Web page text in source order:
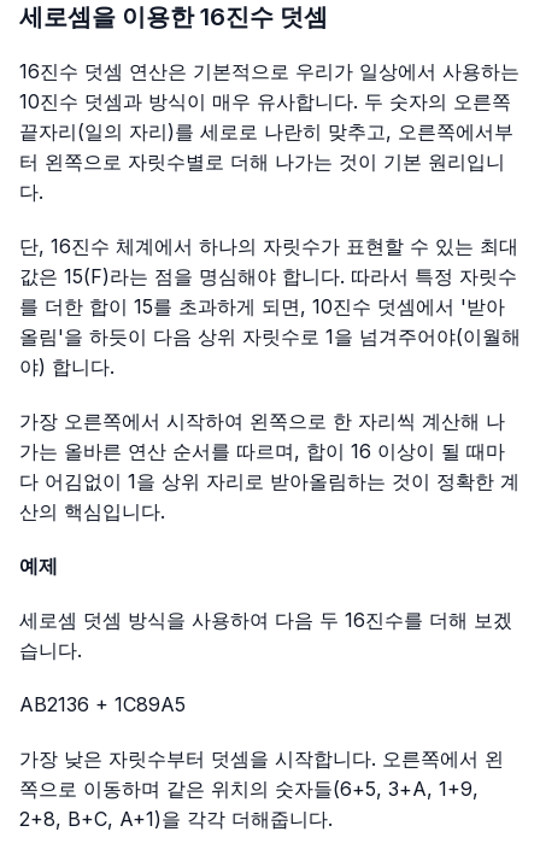
세로셈을 이용한 16진수 덧셈
16진수 덧셈 연산은 기본적으로 우리가 일상에서 사용하는
10진수 덧셈과 방식이 매우 유사합니다. 두 숫자의 오른쪽
끝자리(일의 자리)를 세로로 나란히 맞추고, 오른쪽에서부
터 왼쪽으로 자릿수별로 더해 나가는 것이 기본 원리입니
다.
단, 16진수 체계에서 하나의 자릿수가 표현할 수 있는 최대
값은 15(F)라는 점을 명심해야 합니다. 따라서 특정 자릿수
를 더한 합이 15를 초과하게 되면, 10진수 덧셈에서 '받아
올림'을 하듯이 다음 상위 자릿수로 1을 넘겨주어야(이월해
야) 합니다.
가장 오른쪽에서 시작하여 왼쪽으로 한 자리씩 계산해 나
가는 올바른 연산 순서를 따르며, 합이 16 이상이 될 때마
다 어김없이 1을 상위 자리로 받아올림하는 것이 정확한 계
산의 핵심입니다.
예제
세로셈 덧셈 방식을 사용하여 다음 두 16진수를 더해 보겠
습니다.
AB2136 + 1C89A5
가장 낮은 자릿수부터 덧셈을 시작합니다. 오른쪽에서 왼
쪽으로 이동하며 같은 위치의 숫자들(6+5, 3+A, 1+9,
2+8, B+C, A+1)을 각각 더해줍니다.